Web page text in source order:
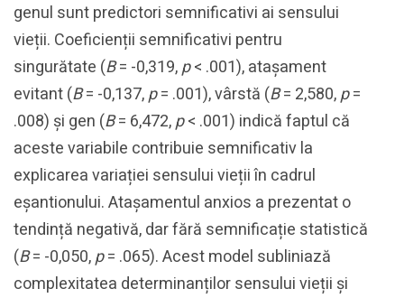
genul sunt predictori semnificativi ai sensului
vieții. Coeficienții semnificativi pentru
singurătate (B= -0,319,p< .001), atașament
evitant (B= -0,137,p= .001), vârstă (B= 2,580,p=
.008) și gen (B= 6,472,p< .001) indică faptul că
aceste variabile contribuie semnificativ la
explicarea variației sensului vieții în cadrul
eșantionului. Atașamentul anxios a prezentat o
tendință negativă, dar fără semnificație statistică
(B= -0,050,p= .065). Acest model subliniază
complexitatea determinanților sensului vieții și